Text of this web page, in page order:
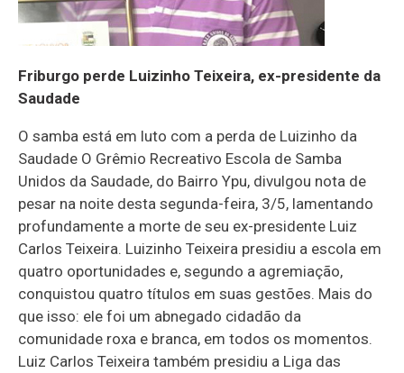
Friburgo perde Luizinho Teixeira, ex-presidente da
Saudade
O samba está em luto com a perda de Luizinho da
Saudade O Grêmio Recreativo Escola de Samba
Unidos da Saudade, do Bairro Ypu, divulgou nota de
pesar na noite desta segunda-feira, 3/5, lamentando
profundamente a morte de seu ex-presidente Luiz
Carlos Teixeira. Luizinho Teixeira presidiu a escola em
quatro oportunidades e, segundo a agremiação,
conquistou quatro títulos em suas gestões. Mais do
que isso: ele foi um abnegado cidadão da
comunidade roxa e branca, em todos os momentos.
Luiz Carlos Teixeira também presidiu a Liga das